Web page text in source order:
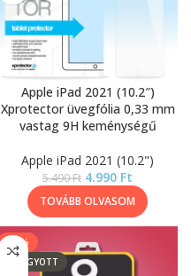
Apple iPad 2021 (10.2″)
Xprotector üvegfólia 0,33 mm
vastag 9H keménységű
Apple iPad 2021 (10.2")
5.490Ft 4.990 Ft
TOVÁBB OLVASOM
-13%
ELFOGYOTT